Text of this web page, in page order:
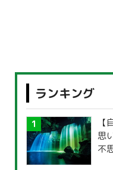
ランキング
思
不